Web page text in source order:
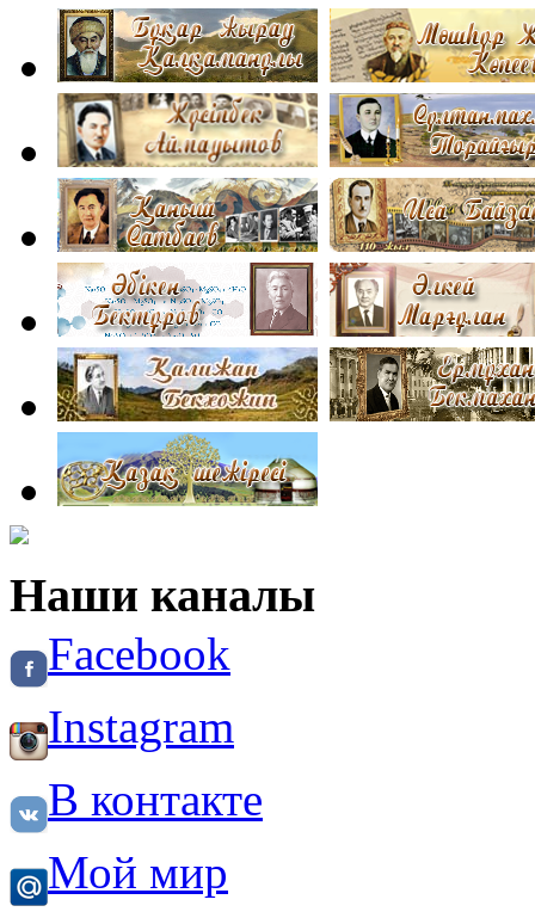
Наши каналы
Facebook
Instagram
В контакте
Мой мир